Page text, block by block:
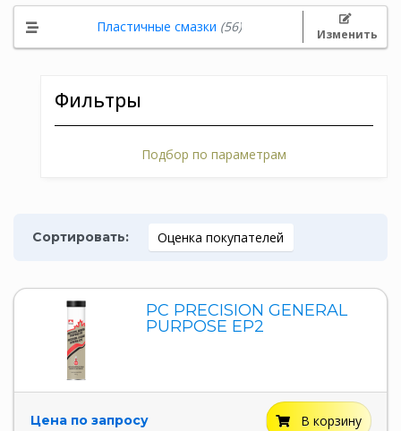
Пластичные смазки (56) Изменить
Фильтры
Подбор по параметрам
Сортировать: Оценка покупателей
PC PRECISION GENERAL
PURPOSE EP2
Цена по запросу В корзину